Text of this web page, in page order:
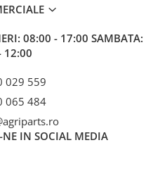
08:00 - 17:00 SAMBATA:
12:00
029 559
065 484
NE IN SOCIAL MEDIA